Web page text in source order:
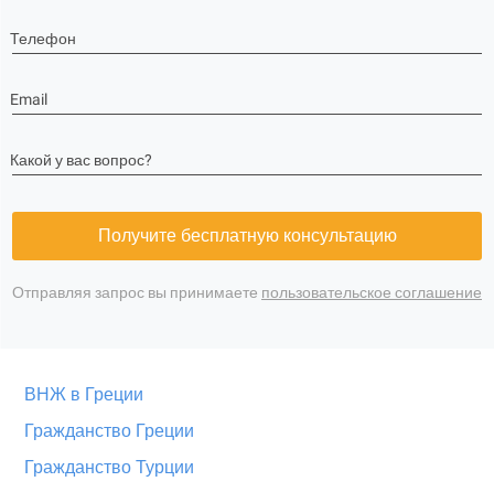
Телефон
Email
Какой у вас вопрос?
Получите бесплатную консультацию
Отправляя запрос вы принимаете пользовательское соглашение
ВНЖ в Греции
Гражданство Греции
Гражданство Турции